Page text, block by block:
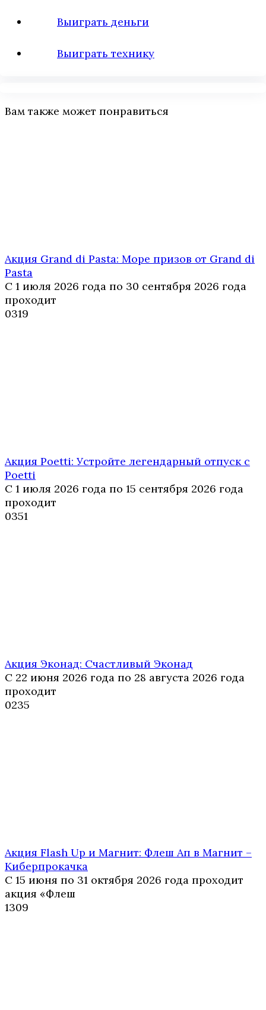
Выиграть деньги
Выиграть технику
Вам также может понравиться
Акция Grand di Pasta: Море призов от Grand di
Pasta
С 1 июля 2026 года по 30 сентября 2026 года
проходит
0319
Акция Poetti: Устройте легендарный отпуск с
Poetti
С 1 июля 2026 года по 15 сентября 2026 года
проходит
0351
Акция Эконад: Счастливый Эконад
С 22 июня 2026 года по 28 августа 2026 года
проходит
0235
Акция Flash Up и Магнит: Флеш Ап в Магнит –
Киберпрокачка
С 15 июня по 31 октября 2026 года проходит
акция «Флеш
1309